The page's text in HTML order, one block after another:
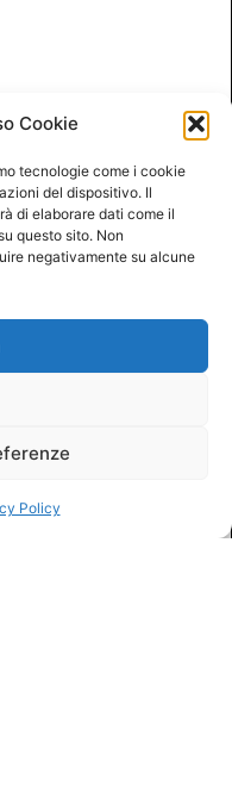
Cookie
tecnologie come i cookie
del dispositivo. Il
di elaborare dati come il
questo sito. Non
negativamente su alcune
Policy